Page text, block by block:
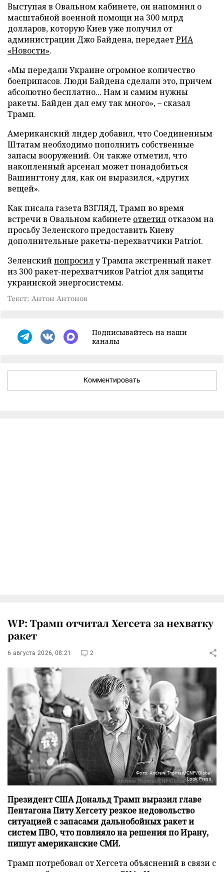
Выступая в Овальном кабинете, он напомнил о
масштабной военной помощи на 300 млрд
долларов, которую Киев уже получил от
администрации Джо Байдена, передаетРИА
«Новости».
«Мы передали Украине огромное количество
боеприпасов. Люди Байдена сделали это, причем
абсолютно бесплатно... Нам и самим нужны
ракеты. Байден дал ему так много», – сказал
Трамп.
Американский лидер добавил, что Соединенным
Штатам необходимо пополнить собственные
запасы вооружений. Он также отметил, что
накопленный арсенал может понадобиться
Вашингтону для, как он выразился, «других
вещей».
Как писала газета ВЗГЛЯД, Трамп во время
встречи в Овальном кабинете ответил отказом на
просьбу Зеленского предоставить Киеву
дополнительные ракеты-перехватчики Patriot.
Зеленскийпопросилу Трампа экстренный пакет
из 300 ракет-перехватчиков Patriot для защиты
украинской энергосистемы.
Текст: Антон Антонов
Подписывайтесь на наши
каналы
Комментировать
WP: Трамп отчитал Хегсета за нехватку
ракет
6 августа 2026, 08:21 2
Фото: Andrew Thomas/CNP/Global
Look Press
Президент США Дональд Трамп выразил главе
Пентагона Питу Хегсету резкое недовольство
ситуацией с запасами дальнобойных ракет и
систем ПВО, что повлияло на решения по Ирану,
пишут американские СМИ.
Трамп потребовал от Хегсета объяснений в связи с